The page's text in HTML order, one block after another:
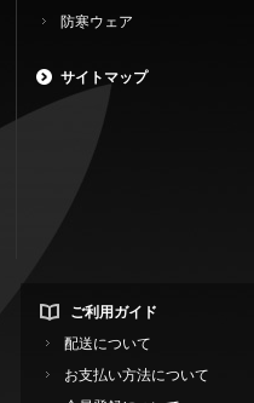
防寒ウェア
サイトマップ
ご利用ガイド
配送について
お支払い方法について